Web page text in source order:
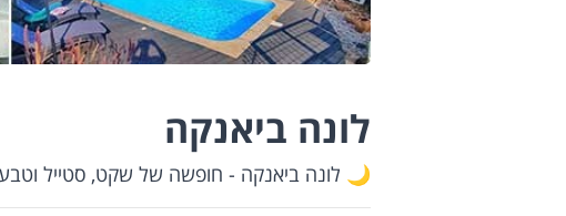
לונה ביאנקה
🌙 לונה ביאנקה - חופשה של שקט, סטייל וטבע